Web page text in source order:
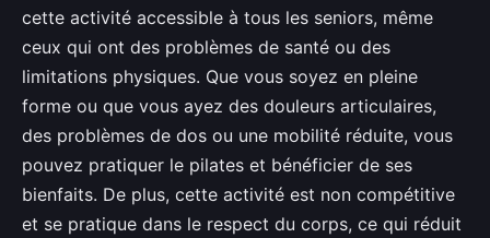
cette activité accessible à tous les seniors, même
ceux qui ont des problèmes de santé ou des
limitations physiques. Que vous soyez en pleine
forme ou que vous ayez des douleurs articulaires,
des problèmes de dos ou une mobilité réduite, vous
pouvez pratiquer le pilates et bénéficier de ses
bienfaits. De plus, cette activité est non compétitive
et se pratique dans le respect du corps, ce qui réduit